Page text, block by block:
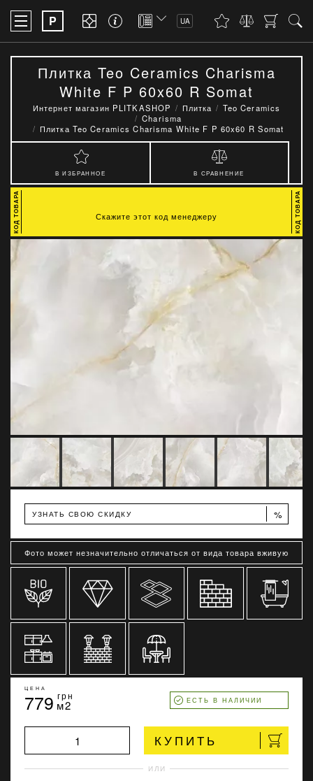
P UA
Плитка Teo Ceramics Charisma
White F P 60x60 R Somat
Интернет магазин PLITKASHOP Плитка
Teo Ceramics
Charisma
Плитка Teo Ceramics Charisma White F P 60x60 R Somat
В ИЗБРАННОЕ В СРАВНЕНИЕ
УЗНАТЬ СВОЮ СКИДКУ %
Фото может незначительно отличаться от вида товара вживую
ЦЕНА
779 грн
м2 ЕСТЬ В НАЛИЧИИ
КУПИТЬ
ИЛИ
Скажите этот код менеджеру